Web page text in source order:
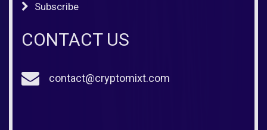
Subscribe
CONTACT US
contact@cryptomixt.com